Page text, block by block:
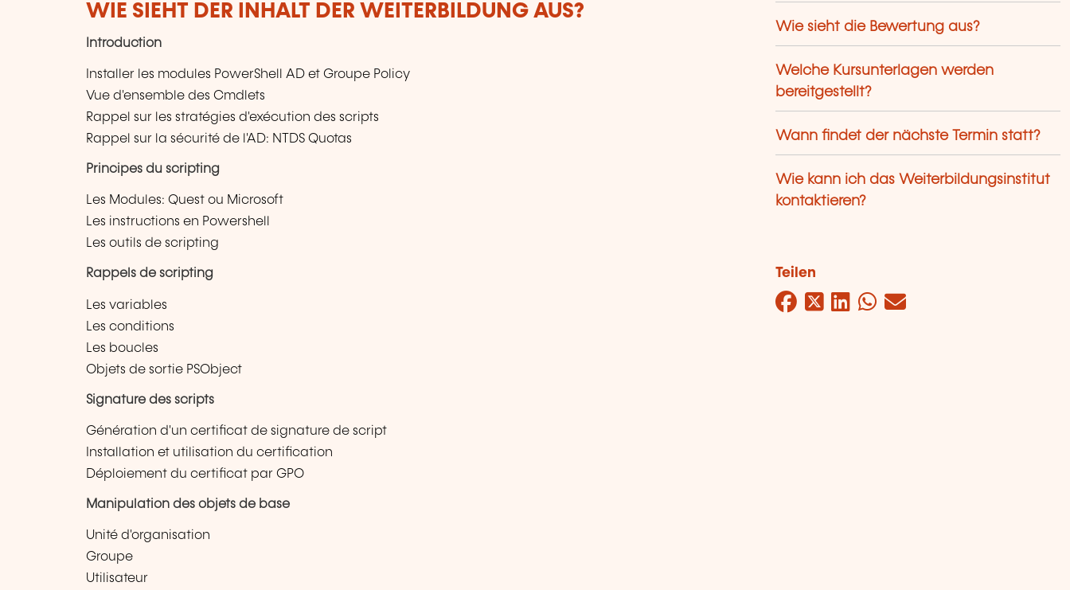
WIE SIEHT DER INHALT DER WEITERBILDUNG AUS?
Introduction
Installer les modules PowerShell AD et Groupe Policy
Vue d'ensemble des Cmdlets
Rappel sur les stratégies d'exécution des scripts
Rappel sur la sécurité de l'AD: NTDS Quotas
Principes du scripting
Les Modules: Quest ou Microsoft
Les instructions en Powershell
Les outils de scripting
Rappels de scripting
Les variables
Les conditions
Les boucles
Objets de sortie PSObject
Signature des scripts
Génération d'un certificat de signature de script
Installation et utilisation du certification
Déploiement du certificat par GPO
Manipulation des objets de base
Unité d'organisation
Groupe
Utilisateur
Wie sieht die Bewertung aus?
Welche Kursunterlagen werden
bereitgestellt?
Wann findet der nächste Termin statt?
Wie kann ich das Weiterbildungsinstitut
kontaktieren?
Teilen
Facebook
Twitter
LinkedIn
WhatsApp
Mail